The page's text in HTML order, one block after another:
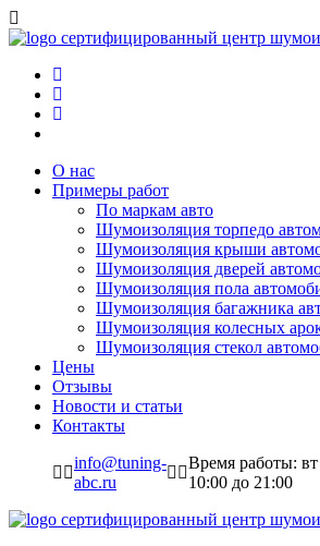
сертифицированный центр
О нас
Примеры работ
По маркам авто
Шумоизоляция торпедо
Шумоизоляция крыши
Шумоизоляция дверей
Шумоизоляция пола
Шумоизоляция багажника
Шумоизоляция колесных
Шумоизоляция стекол
Цены
Отзывы
Новости и статьи
Контакты
info@tuning-
abc.ru
Время работы:
10:00 до 21:00
сертифицированный центр